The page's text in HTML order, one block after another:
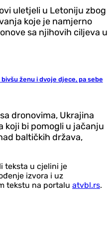
uletjeli u Letoniju zbog
koje je namjerno
sa njihovih ciljeva u
bivšu ženu i dvoje djece, pa sebe
dronovima, Ukrajina
koji bi pomogli u jačanju
baltičkih država,
teksta u cjelini je
izvora i uz
tekstu na portalu atvbl.rs.